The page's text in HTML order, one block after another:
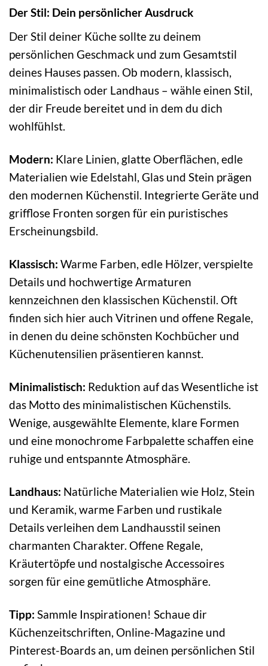
Der Stil: Dein persönlicher Ausdruck
Der Stil deiner Küche sollte zu deinem
persönlichen Geschmack und zum Gesamtstil
deines Hauses passen. Ob modern, klassisch,
minimalistisch oder Landhaus – wähle einen Stil,
der dir Freude bereitet und in dem du dich
wohlfühlst.
Modern: Klare Linien, glatte Oberflächen, edle
Materialien wie Edelstahl, Glas und Stein prägen
den modernen Küchenstil. Integrierte Geräte und
grifflose Fronten sorgen für ein puristisches
Erscheinungsbild.
Klassisch: Warme Farben, edle Hölzer, verspielte
Details und hochwertige Armaturen
kennzeichnen den klassischen Küchenstil. Oft
finden sich hier auch Vitrinen und offene Regale,
in denen du deine schönsten Kochbücher und
Küchenutensilien präsentieren kannst.
Minimalistisch: Reduktion auf das Wesentliche ist
das Motto des minimalistischen Küchenstils.
Wenige, ausgewählte Elemente, klare Formen
und eine monochrome Farbpalette schaffen eine
ruhige und entspannte Atmosphäre.
Landhaus: Natürliche Materialien wie Holz, Stein
und Keramik, warme Farben und rustikale
Details verleihen dem Landhausstil seinen
charmanten Charakter. Offene Regale,
Kräutertöpfe und nostalgische Accessoires
sorgen für eine gemütliche Atmosphäre.
Tipp: Sammle Inspirationen! Schaue dir
Küchenzeitschriften, Online-Magazine und
Pinterest-Boards an, um deinen persönlichen Stil